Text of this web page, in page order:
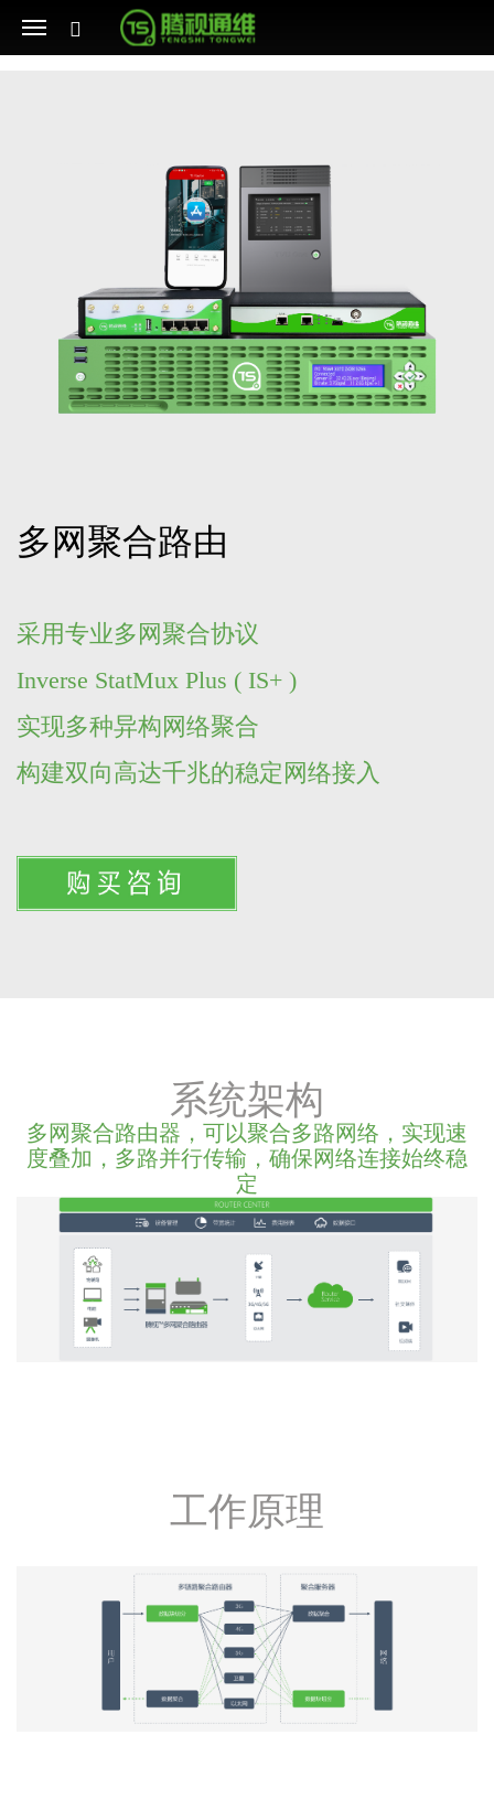
多网聚合路由
采用专业多网聚合协议
Inverse StatMux Plus ( IS+ )
实现多种异构网络聚合
构建双向高达千兆的稳定网络接入
系统架构
多网聚合路由器，可以聚合多路网络，实现速
度叠加，多路并行传输，确保网络连接始终稳
定
工作原理